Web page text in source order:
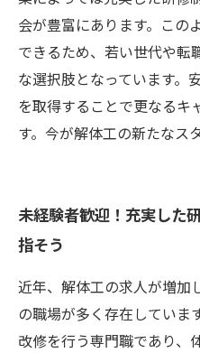
会が豊富にあります。この
できるため、若い世代や転
な選択肢となっています。
を取得することで更なるキ
す。今が解体工の新たなス
未経験者歓迎！充実した
指そう
近年、解体工の求人が増加
の職場が多く存在していま
改修を行う専門職であり、